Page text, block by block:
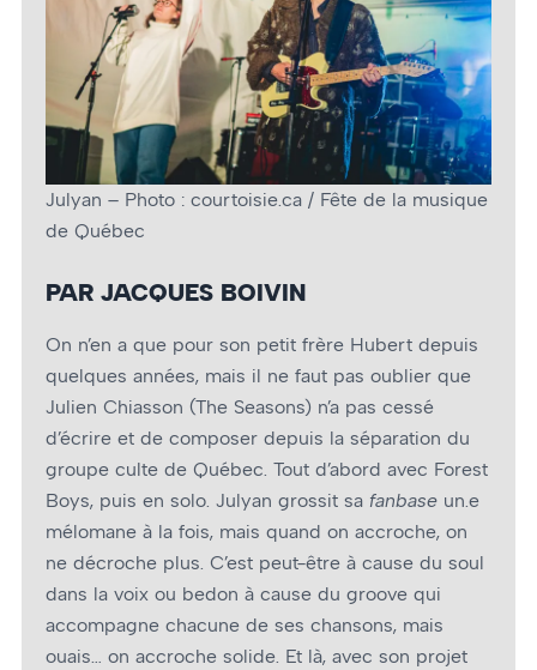
Julyan – Photo : courtoisie.ca / Fête de la musique
de Québec
PAR JACQUES BOIVIN
On n’en a que pour son petit frère Hubert depuis
quelques années, mais il ne faut pas oublier que
Julien Chiasson (The Seasons) n’a pas cessé
d’écrire et de composer depuis la séparation du
groupe culte de Québec. Tout d’abord avec Forest
Boys, puis en solo. Julyan grossit sa fanbase un.e
mélomane à la fois, mais quand on accroche, on
ne décroche plus. C’est peut-être à cause du soul
dans la voix ou bedon à cause du groove qui
accompagne chacune de ses chansons, mais
ouais… on accroche solide. Et là, avec son projet